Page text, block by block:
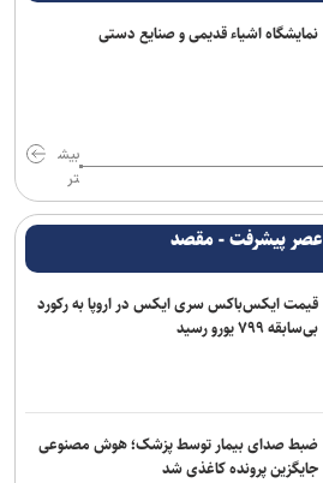
نمایشگاه اشیاء قدیمی و صنایع دستی
بیش
تر
عصر پیشرفت - مقصد
قیمت ایکس‌باکس سری ایکس در اروپا به رکورد
بی‌سابقه ۷۹۹ یورو رسید
ضبط صدای بیمار توسط پزشک؛ هوش مصنوعی
جایگزین پرونده کاغذی شد